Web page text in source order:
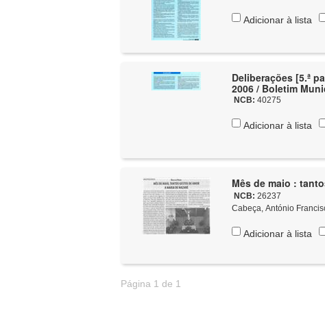
Adicionar à lista
Deliberações [5.ª
2006 / Boletim
NCB:40275
Adicionar à lista
Mês de maio :
NCB:26237
Cabeça, António
Adicionar à lista
Página 1 de 1